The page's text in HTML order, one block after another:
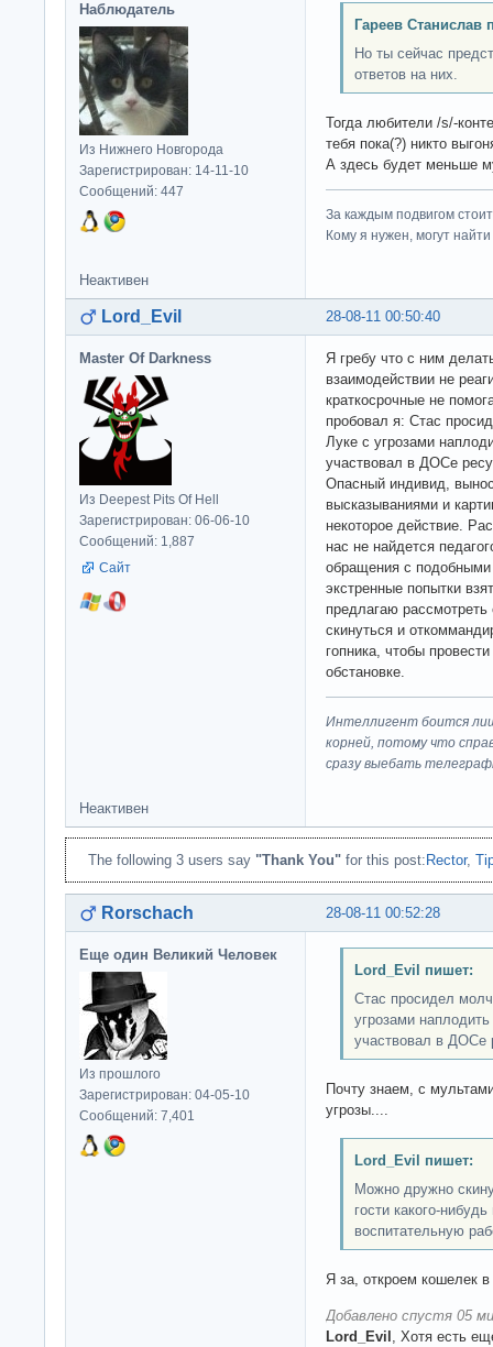
Наблюдатель
Из Нижнего Новгорода
Зарегистрирован: 14-11-10
Сообщений: 447
Гареев Станислав
Но ты сейчас
ответов на них.
Тогда любители /s/-
тебя пока(?) никто
А здесь будет меньше
За каждым подвигом
Кому я нужен, могут
Неактивен
28-08-11 00:50:40
Lord_Evil
Master Of Darkness
Из Deepest Pits Of Hell
Зарегистрирован: 06-06-10
Сообщений: 1,887
Сайт
Я гребу что с ним
взаимодействии не
краткосрочные не
пробовал я: Стас
Луке с угрозами
участвовал в ДОСе
Опасный индивид,
высказываниями и
некоторое действие.
нас не найдется
обращения с подобными
экстренные попытки
предлагаю
скинуться и
гопника, чтобы
обстановке.
Интеллигент боится
корней, потому что
сразу выeбaть
Неактивен
The following 3 users say "Thank You" for this post: Rector,
28-08-11 00:52:28
Rorschach
Еще один Великий Человек
Из прошлого
Зарегистрирован: 04-05-10
Сообщений: 7,401
Lord_Evil пишет:
Стас просидел
угрозами
участвовал в ДОСе
Почту знаем, с
угрозы....
Lord_Evil пишет:
Можно дружно
гости какого-
воспитательную
Я за, откроем кошелек
Добавлено спустя 05
Lord_Evil
, Хотя есть